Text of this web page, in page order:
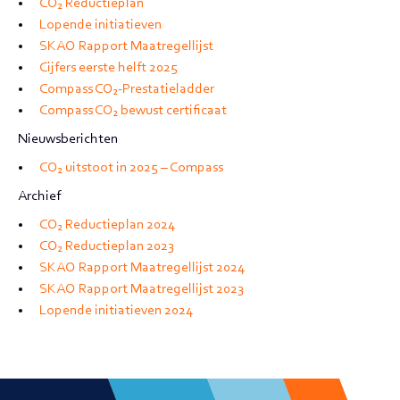
CO₂ Reductieplan
Lopende initiatieven
SKAO Rapport Maatregellijst
Cijfers eerste helft 2025
Compass CO₂-Prestatieladder
Compass CO₂ bewust certificaat
Nieuwsberichten
CO₂ uitstoot in 2025 – Compass
Archief
CO₂ Reductieplan 2024
CO₂ Reductieplan 2023
SKAO Rapport Maatregellijst 2024
SKAO Rapport Maatregellijst 2023
Lopende initiatieven 2024